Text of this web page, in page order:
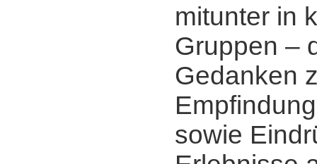
mitunter in
Gruppen ‒
Gedanken
sowie